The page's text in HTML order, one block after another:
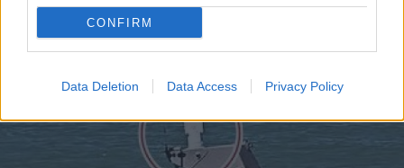
CONFIRM
Data Deletion Data Access Privacy Policy